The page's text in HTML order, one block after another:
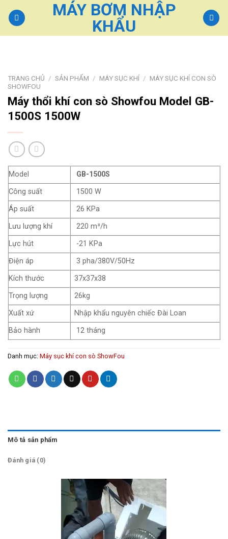
MÁY BƠM NHẬP
KHẨU
TRANG CHỦ / SẢN PHẨM / MÁY SỤC KHÍ / MÁY SỤC KHÍ CON SÒ
SHOWFOU
Máy thổi khí con sò Showfou Model GB-
1500S 1500W
Model
GB-1500S
Công suất
1500 W
Áp suất
26 KPa
Lưu lượng khí
220 m³/h
Lực hút
-21 KPa
Điện áp
3 pha/380V/50Hz
Kích thước
37x37x38
Trọng lượng
26kg
Xuất xứ
Nhập khẩu nguyên chiếc Đài Loan
Bảo hành
12 tháng
Danh mục: Máy sục khí con sò ShowFou
Mô tả sản phẩm
Đánh giá (0)